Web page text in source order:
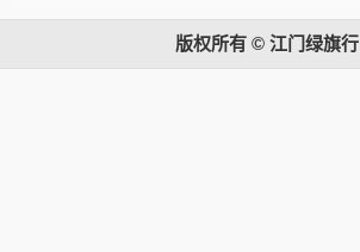
版权所有 © 江门绿旗行